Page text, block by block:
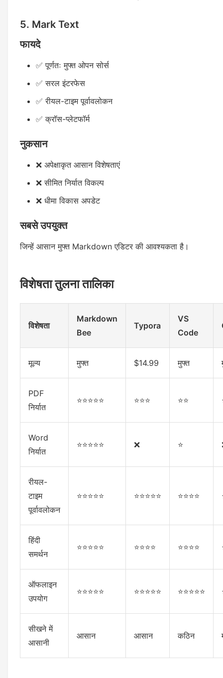
5. Mark Text
फायदे
✅ पूर्णतः मुफ्त ओपन सोर्स
✅ सरल इंटरफेस
✅ रीयल-टाइम पूर्वावलोकन
✅ क्रॉस-प्लेटफॉर्म
नुकसान
❌ अपेक्षाकृत आसान विशेषताएं
❌ सीमित निर्यात विकल्प
❌ धीमा विकास अपडेट
सबसे उपयुक्त
जिन्हें आसान मुफ्त Markdown एडिटर की आवश्यकता है।
विशेषता तुलना तालिका
विशेषता
Markdown
Bee
Typora
VS
Code
मूल्य मुफ्त $14.99 मुफ्त
PDF
निर्यात
⭐⭐⭐⭐⭐ ⭐⭐⭐ ⭐⭐
Word
निर्यात
⭐⭐⭐⭐⭐ ❌ ⭐
रीयल-
टाइम
पूर्वावलोकन
⭐⭐⭐⭐⭐ ⭐⭐⭐⭐⭐ ⭐⭐⭐⭐
हिंदी
समर्थन
⭐⭐⭐⭐⭐ ⭐⭐⭐⭐ ⭐⭐⭐⭐
ऑफलाइन
उपयोग
⭐⭐⭐⭐⭐ ⭐⭐⭐⭐⭐ ⭐⭐⭐⭐⭐
सीखने में
आसानी
आसान आसान कठिन